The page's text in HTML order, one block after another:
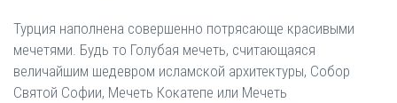
Турция наполнена совершенно потрясающе красивыми
мечетями. Будь то Голубая мечеть, считающаяся
величайшим шедевром исламской архитектуры, Собор
Святой Софии, Мечеть Кокатепе или Мечеть